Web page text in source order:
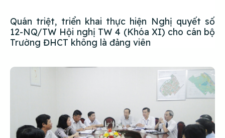
Quán triệt, triển khai thực hiện Nghị quyết số
12-NQ/TW Hội nghị TW 4 (Khóa XI) cho cán bộ
Trường ĐHCT không là đảng viên